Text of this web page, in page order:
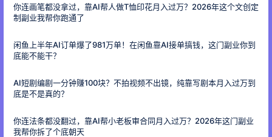
你连画笔都没拿过，靠AI帮人做T恤印花月入过万？2026年这个文创定
制副业我帮你跑通了
闲鱼上半年AI订单爆了981万单！在闲鱼靠AI接单搞钱，这门副业你到
底能不能干？
AI短剧编剧一分钟赚100块？不拍视频不出镜，纯靠写剧本月入过万到
底是不是真的？
你连法条都没翻过，靠AI帮小老板审合同月入过万？2026年这门副业
我帮你拆了个底朝天